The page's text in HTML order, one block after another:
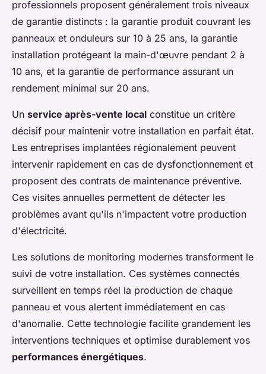
professionnels proposent généralement trois niveaux
de garantie distincts : la garantie produit couvrant les
panneaux et onduleurs sur 10 à 25 ans, la garantie
installation protégeant la main-d'œuvre pendant 2 à
10 ans, et la garantie de performance assurant un
rendement minimal sur 20 ans.
Un service après-vente local constitue un critère
décisif pour maintenir votre installation en parfait état.
Les entreprises implantées régionalement peuvent
intervenir rapidement en cas de dysfonctionnement et
proposent des contrats de maintenance préventive.
Ces visites annuelles permettent de détecter les
problèmes avant qu'ils n'impactent votre production
d'électricité.
Les solutions de monitoring modernes transforment le
suivi de votre installation. Ces systèmes connectés
surveillent en temps réel la production de chaque
panneau et vous alertent immédiatement en cas
d'anomalie. Cette technologie facilite grandement les
interventions techniques et optimise durablement vos
performances énergétiques.